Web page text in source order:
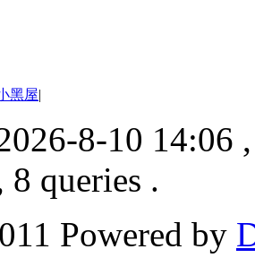
黑屋|
8-10 14:06
8 queries .
Powered by